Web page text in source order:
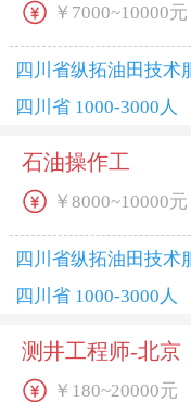
￥7000~10000元
四川省纵拓油田技术
四川省 1000-3000人
石油操作工
￥8000~10000元
四川省纵拓油田技术
四川省 1000-3000人
测井工程师-北京
￥180~20000元